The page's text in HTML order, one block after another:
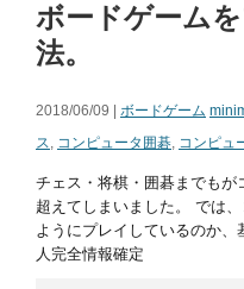
ボードゲーム
法。
2018/06/09 | ボードゲーム
ス, コンピュータ囲碁, コンピュ
チェス・将棋・囲碁までもが
超えてしまいました。 では
ようにプレイしているのか
人完全情報確定